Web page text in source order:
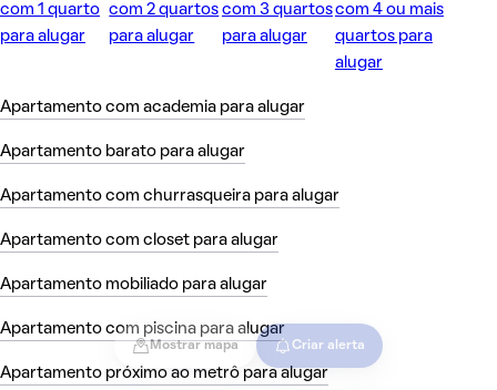
Mostrar mapa Criar alerta
com 1 quarto
para alugar
com 2 quartos
para alugar
com 3 quartos
para alugar
com 4 ou mais
quartos para
alugar
Apartamento com academia para alugar
Apartamento barato para alugar
Apartamento com churrasqueira para alugar
Apartamento com closet para alugar
Apartamento mobiliado para alugar
Apartamento com piscina para alugar
Apartamento próximo ao metrô para alugar